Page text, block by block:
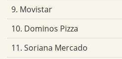
9. Movistar
10. Dominos Pizza
11. Soriana Mercado